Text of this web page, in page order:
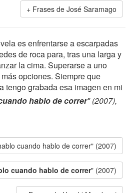
Frases de José Saramago
es enfrentarse a escarpadas
de roca para, tras una larga y
la cima. Superarse a uno
opciones. Siempre que
tengo grabada esa imagen en mi
hablo de correr" (2007),
cuando hablo de correr" (2007)
cuando hablo de correr" (2007)